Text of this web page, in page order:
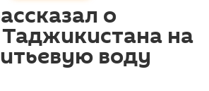
о
Таджикистана на
воду